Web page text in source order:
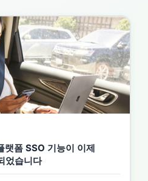
랫폼 SSO 기능이 이제
었습니다